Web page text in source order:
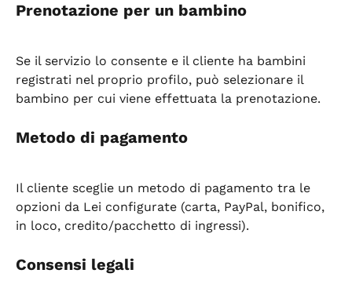
Prenotazione per un bambino
Se il servizio lo consente e il cliente ha bambini
registrati nel proprio profilo, può selezionare il
bambino per cui viene effettuata la prenotazione.
Metodo di pagamento
Il cliente sceglie un metodo di pagamento tra le
opzioni da Lei configurate (carta, PayPal, bonifico,
in loco, credito/pacchetto di ingressi).
Consensi legali